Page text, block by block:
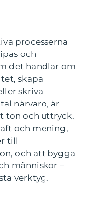
processerna
och
det handlar om
skapa
skriva
närvaro, är
ton och uttryck.
och mening,
till
och att bygga
människor –
verktyg.